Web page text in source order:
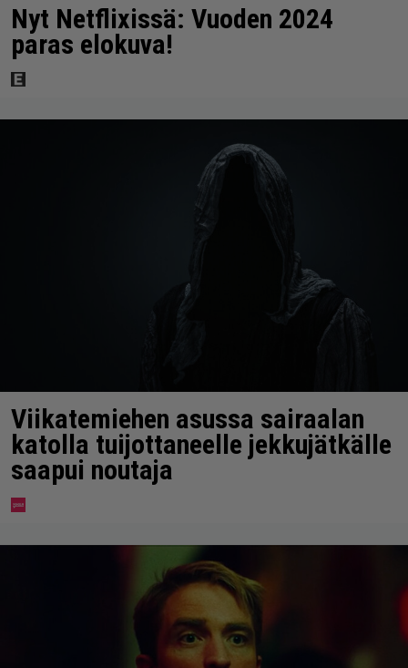
Nyt Netflixissä: Vuoden 2024
paras elokuva!
Viikatemiehen asussa sairaalan
katolla tuijottaneelle jekkujätkälle
saapui noutaja